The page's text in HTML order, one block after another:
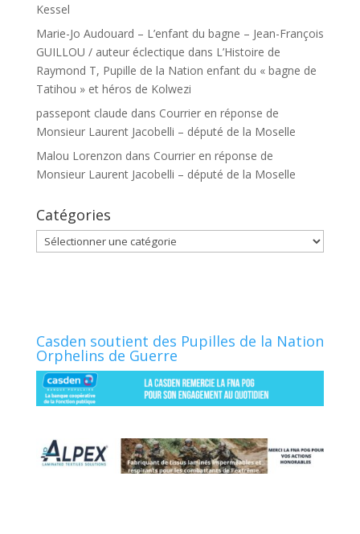
Kessel
Marie-Jo Audouard – L’enfant du bagne – Jean-François
GUILLOU / auteur éclectique dans L’Histoire de
Raymond T, Pupille de la Nation enfant du « bagne de
Tatihou » et héros de Kolwezi
passepont claude dans Courrier en réponse de
Monsieur Laurent Jacobelli – député de la Moselle
Malou Lorenzon dans Courrier en réponse de
Monsieur Laurent Jacobelli – député de la Moselle
Catégories
Catégories
Casden soutient des Pupilles de la Nation
Orphelins de Guerre